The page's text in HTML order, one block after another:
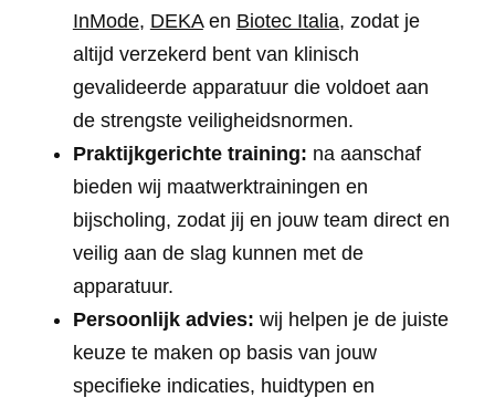
InMode, DEKAen Biotec Italia, zodat je
altijd verzekerd bent van klinisch
gevalideerde apparatuur die voldoet aan
de strengste veiligheidsnormen.
Praktijkgerichte training: na aanschaf
bieden wij maatwerktrainingen en
bijscholing, zodat jij en jouw team direct en
veilig aan de slag kunnen met de
apparatuur.
Persoonlijk advies: wij helpen je de juiste
keuze te maken op basis van jouw
specifieke indicaties, huidtypen en